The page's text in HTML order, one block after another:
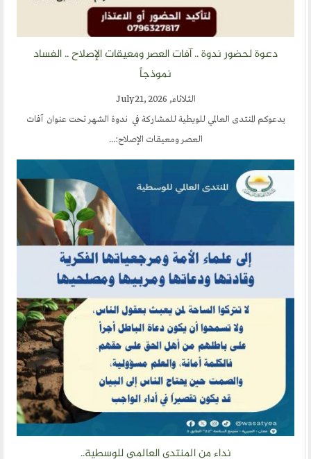
دعوة لحضور ندوة .. آفات العصر ومعيقات الإصلاح .. الفساد
نموذجاً
الثلاثاء, July 21, 2026
يدعوكم المنتدى العالمي للويطية للمشاركة في ندوة الشهر تحت عنوان آفات
العصر ومعيقات الإصلاح:...
نداء من المنتدى العالمي للوسطية..